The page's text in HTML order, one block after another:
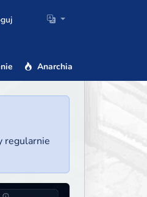
Anarchia
regularnie